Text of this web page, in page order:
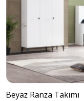
Beyaz Ranza Takımı